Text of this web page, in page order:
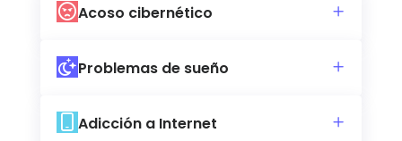
Acoso cibernético
Problemas de sueño
Adicción a Internet